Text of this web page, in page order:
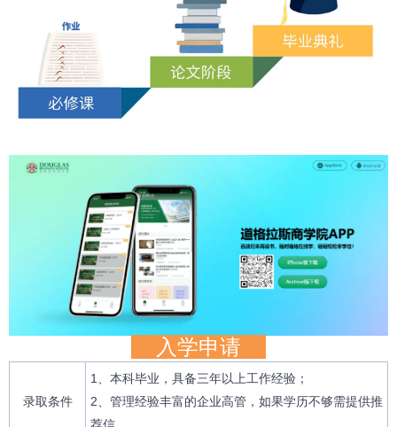
入学申请
录取条件
1、本科毕业，具备三年以上工作经验；
2、管理经验丰富的企业高管，如果学历不够需提供推